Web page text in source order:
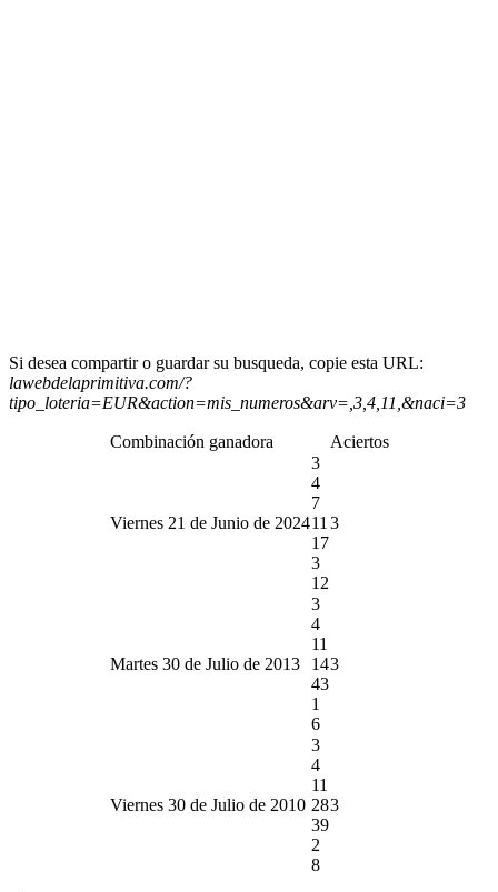
Si desea compartir o guardar su busqueda, copie esta URL:
lawebdelaprimitiva.com/?
tipo_loteria=EUR&action=mis_numeros&arv=,3,4,11,&naci=3
Combinación ganadora Aciertos
Viernes 21 de Junio de 2024
3
4
7
11
17
3
12
3
Martes 30 de Julio de 2013
3
4
11
14
43
1
6
3
Viernes 30 de Julio de 2010
3
4
11
28
39
2
8
3